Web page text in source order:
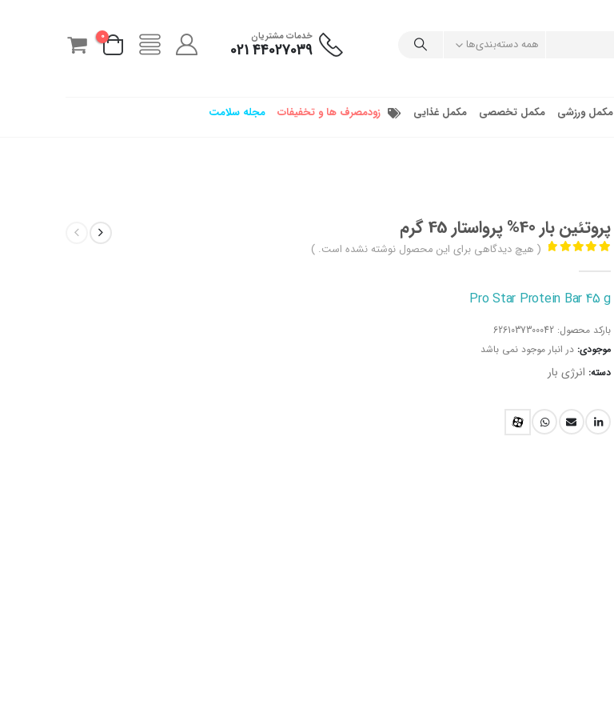
همه دسته‌بندی‌ها خدمات مشتریان
44027039 021
0
مکمل ورزشی مکمل تخصصی مکمل غذایی زودمصرف ها و تخفیفات مجله سلامت
پروتئین بار 40% پرواستار 45 گرم
( هیچ دیدگاهی برای این محصول نوشته نشده است. )
Pro Star Protein Bar 45 g
بارکد محصول: 6261037300042
موجودی: در انبار موجود نمی باشد
دسته: انرژی بار